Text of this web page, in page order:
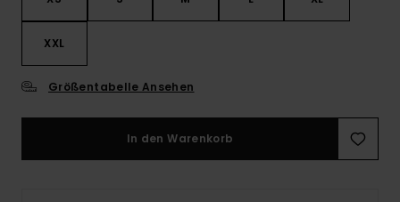
XXL
Größentabelle Ansehen
In den Warenkorb